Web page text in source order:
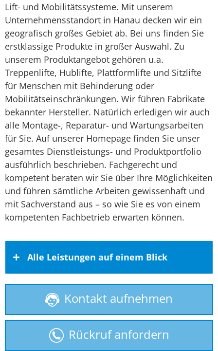
Lift- und Mobilitätssysteme. Mit unserem
Unternehmensstandort in Hanau decken wir ein
geografisch großes Gebiet ab. Bei uns finden Sie
erstklassige Produkte in großer Auswahl. Zu
unserem Produktangebot gehören u.a.
Treppenlifte, Hublifte, Plattformlifte und Sitzlifte
für Menschen mit Behinderung oder
Mobilitätseinschränkungen. Wir führen Fabrikate
bekannter Hersteller. Natürlich erledigen wir auch
alle Montage-, Reparatur- und Wartungsarbeiten
für Sie. Auf unserer Homepage finden Sie unser
gesamtes Dienstleistungs- und Produktportfolio
ausführlich beschrieben. Fachgerecht und
kompetent beraten wir Sie über Ihre Möglichkeiten
und führen sämtliche Arbeiten gewissenhaft und
mit Sachverstand aus – so wie Sie es von einem
kompetenten Fachbetrieb erwarten können.
Alle Leistungen auf einem Blick
Behindertenlift
gebrauchte Treppenlifte
Homelift
Kontakt aufnehmen
Rückruf anfordern